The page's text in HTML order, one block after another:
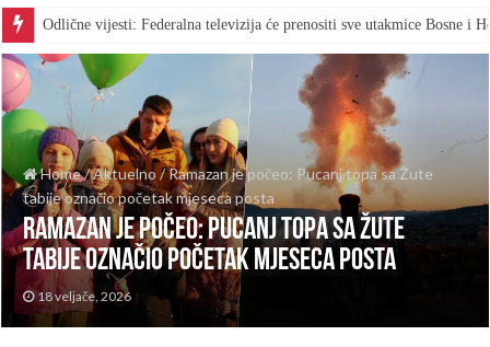
Odlične vijesti: Federalna televizija će prenositi sve utakmice Bosne i
Home/Aktuelno /Ramazan je počeo: Pucanj topa sa Žute
tabije označio početak mjeseca posta
Ramazan je počeo: Pucanj topa sa Žute
tabije označio početak mjeseca posta
18 veljače, 2026